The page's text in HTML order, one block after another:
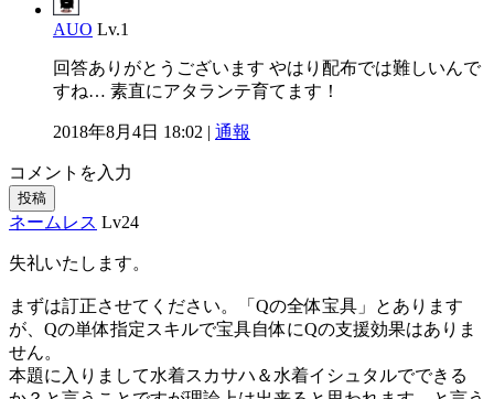
AUO Lv.1
回答ありがとうございます やはり配布では難しいんで
すね… 素直にアタランテ育てます！
2018年8月4日 18:02 | 通報
コメントを入力
投稿
ネームレス Lv24
失礼いたします。
まずは訂正させてください。「Qの全体宝具」とあります
が、Qの単体指定スキルで宝具自体にQの支援効果はありま
せん。
本題に入りまして水着スカサハ＆水着イシュタルでできる